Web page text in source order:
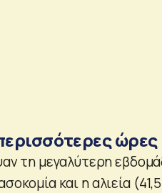
ώρες
τη μεγαλύτερη
και η αλιεία (41,5